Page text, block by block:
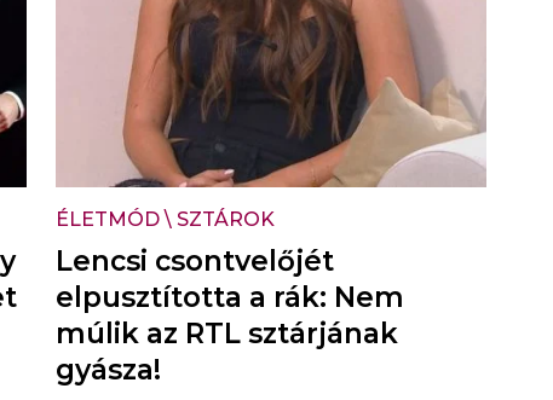
ÉLETMÓD\ SZTÁROK
Lencsi csontvelőjét
elpusztította a rák: Nem
múlik az RTL sztárjának
gyásza!